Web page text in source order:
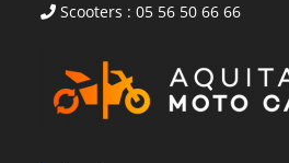
Scooters : 05 56 50 66 66